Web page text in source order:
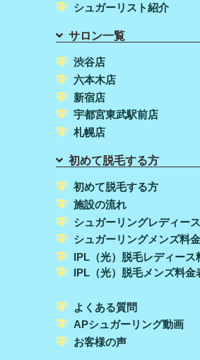
シュガーリスト紹介
サロン一覧
渋谷店
六本木店
新宿店
宇都宮東武駅前店
札幌店
初めて脱毛する方
初めて脱毛する方
施設の流れ
シュガーリングレディー
シュガーリングメンズ料
IPL（光）脱毛レディース
IPL（光）脱毛メンズ料金
よくある質問
APシュガーリング動画
お客様の声